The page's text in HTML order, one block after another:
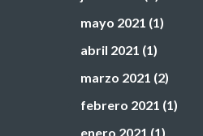
mayo 2021 (1)
abril 2021 (1)
marzo 2021 (2)
febrero 2021 (1)
enero 2021 (1)